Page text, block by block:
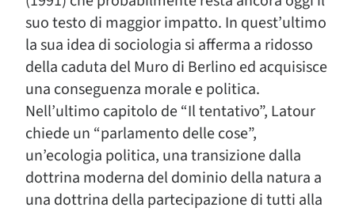
suo testo di maggior impatto. In quest’ultimo
la sua idea di sociologia si afferma a ridosso
della caduta del Muro di Berlino ed acquisisce
una conseguenza morale e politica.
Nell’ultimo capitolo de “Il tentativo”, Latour
chiede un “parlamento delle cose”,
un’ecologia politica, una transizione dalla
dottrina moderna del dominio della natura a
una dottrina della partecipazione di tutti alla